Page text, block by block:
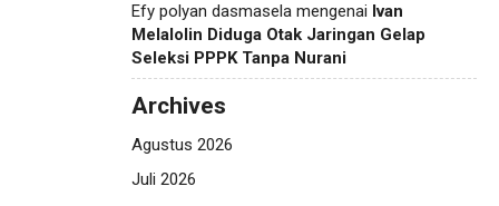
Efy polyan dasmasela mengenai Ivan
Melalolin Diduga Otak Jaringan Gelap
Seleksi PPPK Tanpa Nurani
Archives
Agustus 2026
Juli 2026